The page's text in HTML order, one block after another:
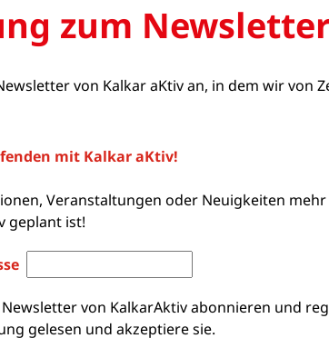
zum
von Kalkar aKtiv an, in dem wir
mit Kalkar aKtiv!
Veranstaltungen oder Neuigkeiten
geplant ist!
von KalkarAktiv abonnieren und
gelesen und akzeptiere sie.